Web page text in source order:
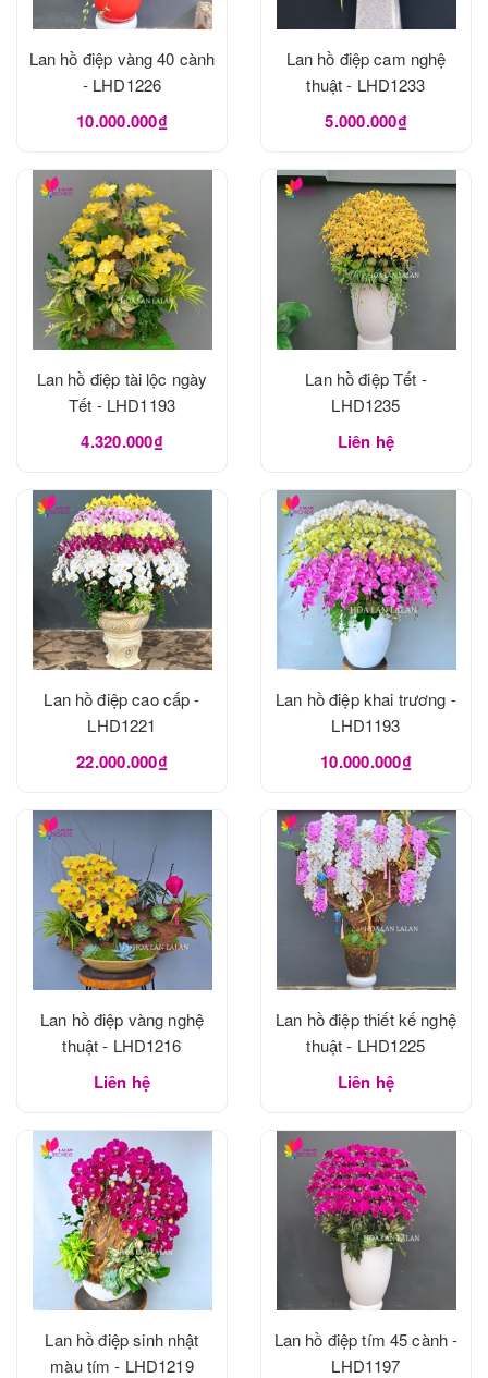
Lan hồ điệp vàng 40 cành
- LHD1226
10.000.000₫
Lan hồ điệp cam nghệ
thuật - LHD1233
5.000.000₫
Lan hồ điệp tài lộc ngày
Tết - LHD1193
4.320.000₫
Lan hồ điệp Tết -
LHD1235
Liên hệ
Lan hồ điệp cao cấp -
LHD1221
22.000.000₫
Lan hồ điệp khai trương -
LHD1193
10.000.000₫
Lan hồ điệp vàng nghệ
thuật - LHD1216
Liên hệ
Lan hồ điệp thiết kế nghệ
thuật - LHD1225
Liên hệ
Lan hồ điệp sinh nhật
màu tím - LHD1219
Lan hồ điệp tím 45 cành -
LHD1197